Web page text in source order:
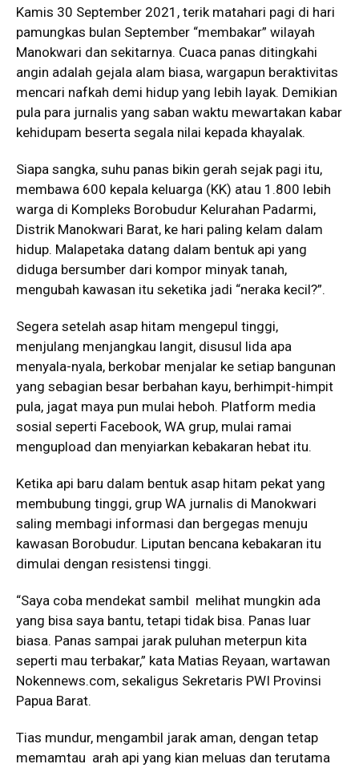
Kamis 30 September 2021, terik matahari pagi di hari
pamungkas bulan September “membakar” wilayah
Manokwari dan sekitarnya. Cuaca panas ditingkahi
angin adalah gejala alam biasa, wargapun beraktivitas
mencari nafkah demi hidup yang lebih layak. Demikian
pula para jurnalis yang saban waktu mewartakan kabar
kehidupam beserta segala nilai kepada khayalak.
Siapa sangka, suhu panas bikin gerah sejak pagi itu,
membawa 600 kepala keluarga (KK) atau 1.800 lebih
warga di Kompleks Borobudur Kelurahan Padarmi,
Distrik Manokwari Barat, ke hari paling kelam dalam
hidup. Malapetaka datang dalam bentuk api yang
diduga bersumber dari kompor minyak tanah,
mengubah kawasan itu seketika jadi “neraka kecil?”.
Segera setelah asap hitam mengepul tinggi,
menjulang menjangkau langit, disusul lida apa
menyala-nyala, berkobar menjalar ke setiap bangunan
yang sebagian besar berbahan kayu, berhimpit-himpit
pula, jagat maya pun mulai heboh. Platform media
sosial seperti Facebook, WA grup, mulai ramai
mengupload dan menyiarkan kebakaran hebat itu.
Ketika api baru dalam bentuk asap hitam pekat yang
membubung tinggi, grup WA jurnalis di Manokwari
saling membagi informasi dan bergegas menuju
kawasan Borobudur. Liputan bencana kebakaran itu
dimulai dengan resistensi tinggi.
“Saya coba mendekat sambil melihat mungkin ada
yang bisa saya bantu, tetapi tidak bisa. Panas luar
biasa. Panas sampai jarak puluhan meterpun kita
seperti mau terbakar,” kata Matias Reyaan, wartawan
Nokennews.com, sekaligus Sekretaris PWI Provinsi
Papua Barat.
Tias mundur, mengambil jarak aman, dengan tetap
memamtau arah api yang kian meluas dan terutama